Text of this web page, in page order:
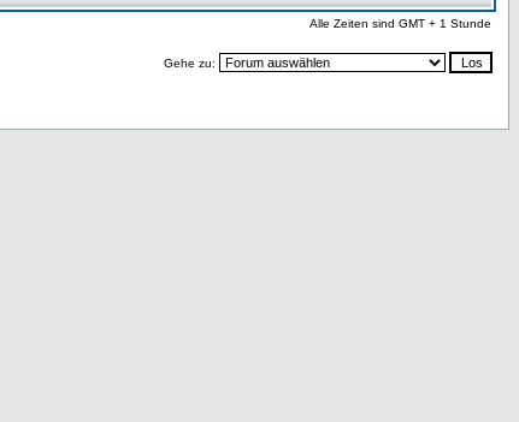
Alle Zeiten sind GMT + 1 Stunde
Gehe zu: